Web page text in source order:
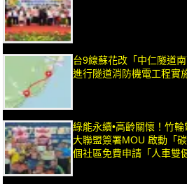
台9線蘇花改「中仁隧道
進行隧道消防機電工程實
綠能永續•高齡關懷！竹
大聯盟簽署MOU 啟動「
個社區免費申請「人車雙